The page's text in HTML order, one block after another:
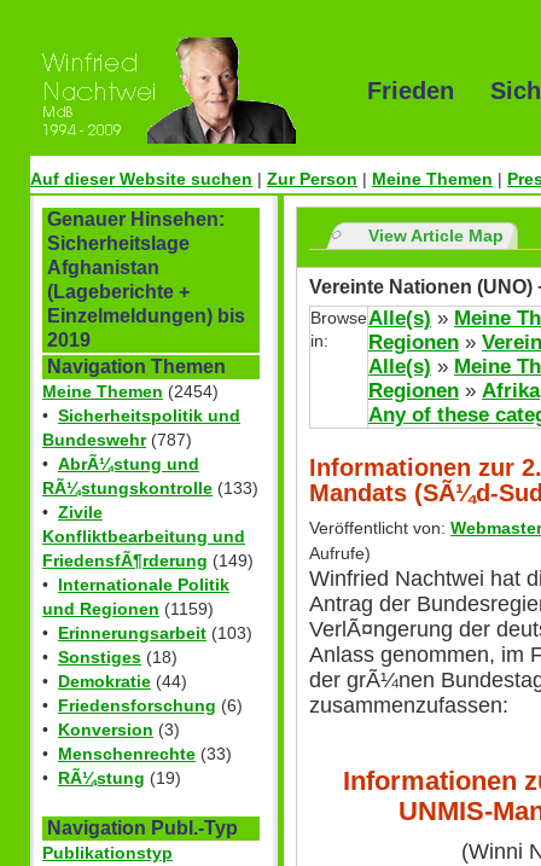
Frieden
Auf dieser Website suchen | Zur Person | Meine Themen |
Genauer Hinsehen:
Sicherheitslage
Afghanistan
(Lageberichte +
Einzelmeldungen) bis
2019
Navigation Themen
Meine Themen (2454)
• Sicherheitspolitik und
Bundeswehr(787)
• AbrÃ¼stung und
RÃ¼stungskontrolle (133)
• Zivile
Konfliktbearbeitung und
FriedensfÃ¶rderung (149)
• Internationale Politik
und Regionen (1159)
• Erinnerungsarbeit (103)
• Sonstiges (18)
• Demokratie (44)
• Friedensforschung (6)
• Konversion (3)
• Menschenrechte (33)
• RÃ¼stung (19)
Navigation Publ.-Typ
Publikationstyp
View Article Map
Vereinte Nationen (UNO)
Browse
in:
Alle(s) » Meine
Regionen »
Alle(s) » Meine
Regionen » Afrika
Any of these
Informationen zur
Mandats (SÃ¼d-
Veröffentlicht von: Webmaster
Aufrufe)
Winfried Nachtwei hat
Antrag der
VerlÃ¤ngerung der
Anlass genommen, im
der grÃ¼nen
zusammenzufassen:
Informationen
UNMIS-
(Winni